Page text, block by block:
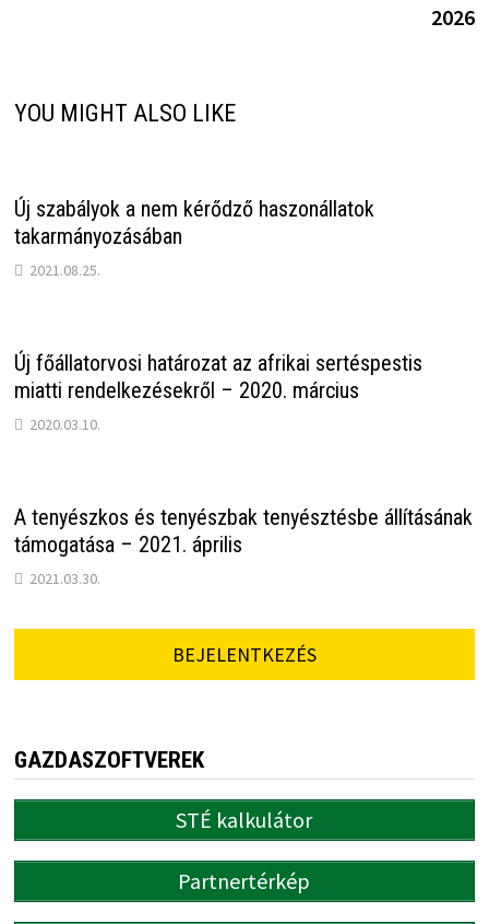
2026
YOU MIGHT ALSO LIKE
Új szabályok a nem kérődző haszonállatok
takarmányozásában
2021.08.25.
Új főállatorvosi határozat az afrikai sertéspestis
miatti rendelkezésekről – 2020. március
2020.03.10.
A tenyészkos és tenyészbak tenyésztésbe állításának
támogatása – 2021. április
2021.03.30.
BEJELENTKEZÉS
GAZDASZOFTVEREK
STÉ kalkulátor
Partnertérkép